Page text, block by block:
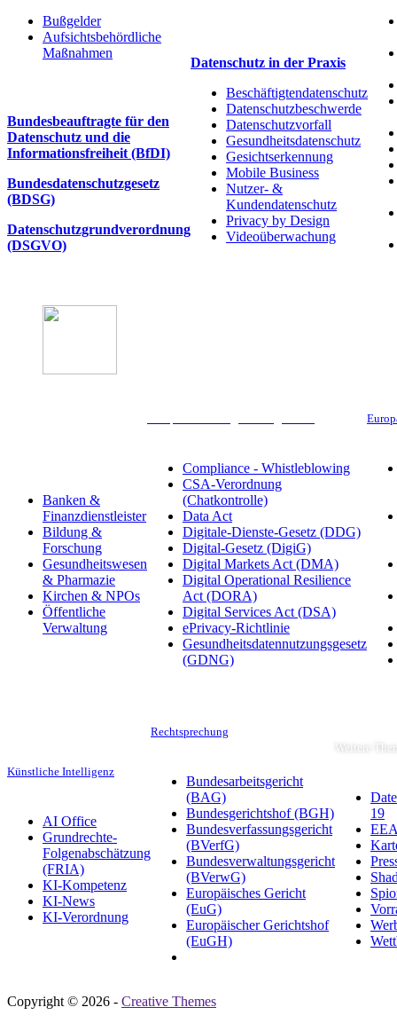
Bußgelder
Aufsichtsbehördliche
Maßnahmen
Bundesbeauftragte für den
Datenschutz und die
Informationsfreiheit (BfDI)
Bundesdatenschutzgesetz
(BDSG)
Datenschutzgrundverordnung
(DSGVO)
Datenschutz in der Praxis
Beschäftigtendatenschutz
Datenschutzbeschwerde
Datenschutzvorfall
Gesundheitsdatenschutz
Gesichtserkennung
Mobile Business
Nutzer- &
Kundendatenschutz
Privacy by Design
Videoüberwachung
Banken &
Finanzdienstleister
Bildung &
Forschung
Gesundheitswesen
& Pharmazie
Kirchen & NPOs
Öffentliche
Verwaltung
Compliance - Whistleblowing
CSA-Verordnung
(Chatkontrolle)
Data Act
Digitale-Dienste-Gesetz (DDG)
Digital-Gesetz (DigiG)
Digital Markets Act (DMA)
Digital Operational Resilience
Act (DORA)
Digital Services Act (DSA)
ePrivacy-Richtlinie
Gesundheitsdatennutzungsgesetz
(GDNG)
Künstliche Intelligenz
AI Office
Grundrechte-
Folgenabschätzung
(FRIA)
KI-Kompetenz
KI-News
KI-Verordnung
Rechtsprechung
Bundesarbeitsgericht
(BAG)
Bundesgerichtshof (BGH)
Bundesverfassungsgericht
(BVerfG)
Bundesverwaltungsgericht
(BVerwG)
Europäisches Gericht
(EuG)
Europäischer Gerichtshof
(EuGH)
Weitere
19
Copyright © 2026 - Creative Themes